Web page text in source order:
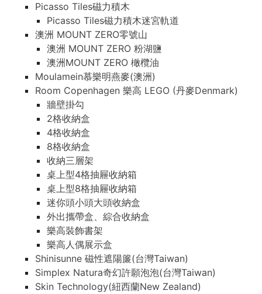
Picasso Tiles磁力積木
Picasso Tiles磁力積木迷宮軌道
澳洲 MOUNT ZERO零號山
澳洲 MOUNT ZERO 粉湖鹽
澳洲MOUNT ZERO 橄欖油
Moulamein慕樂明燕麥(澳洲)
Room Copenhagen 樂高 LEGO (丹麥Denmark)
牆壁掛勾
2格收納盒
4格收納盒
8格收納盒
收納三層架
桌上型4格抽屜收納箱
桌上型8格抽屜收納箱
迷你頭小頭大頭收納盒
外出攜帶盒、綜合收納盒
樂高裝飾書架
樂高人偶展示盒
Shinisunne 磁性遮陽簾(台灣Taiwan)
Simplex Natura奇幻許願泡泡(台灣Taiwan)
Skin Technology(紐西蘭New Zealand)